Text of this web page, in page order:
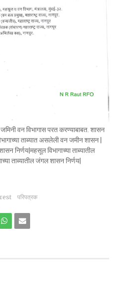
वन विभागास परत करण्याबाबत. शासन
ताब्यात असलेली वन जमीन शासन |
निर्णय|महसूल विभागाच्या ताब्यातील
ताब्यातील जंगल शासन निर्णय|
परिपत्रक